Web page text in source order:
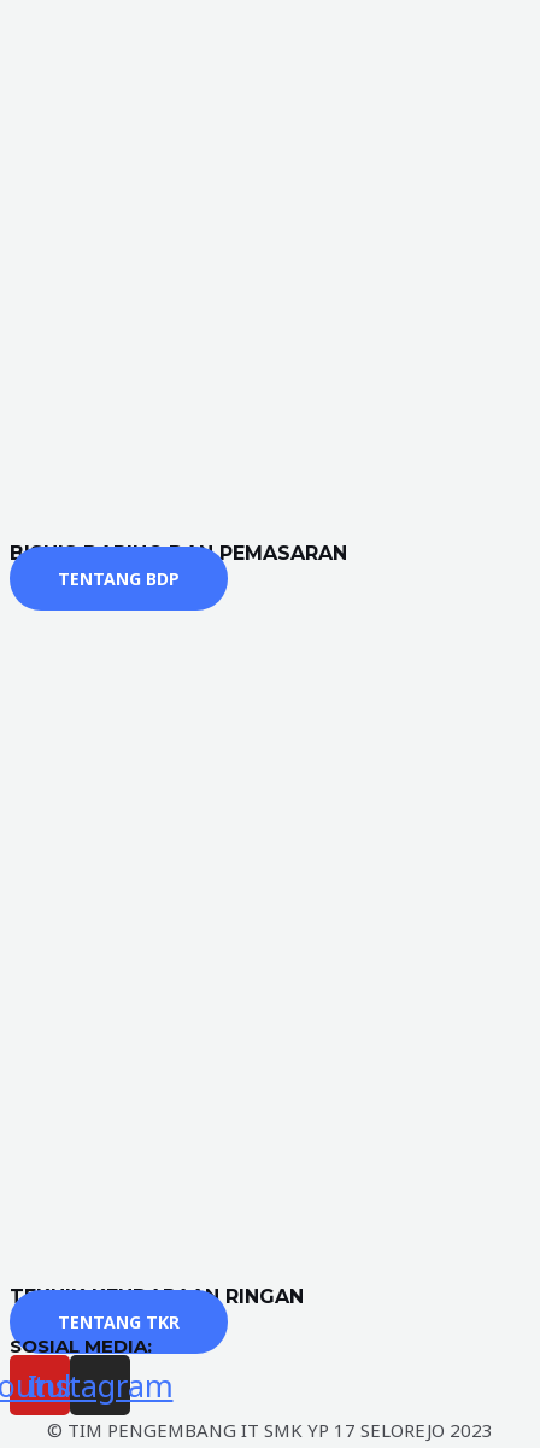
BISNIS DARING DAN PEMASARAN
TENTANG BDP
TEKNIK KENDARAAN RINGAN
TENTANG TKR
SOSIAL MEDIA:
Instagram
© TIM PENGEMBANG IT SMK YP 17 SELOREJO 2023